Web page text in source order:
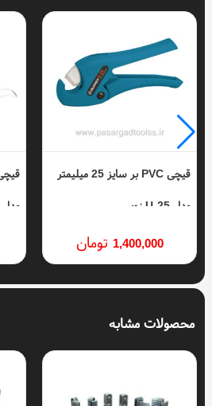
قیچی PVC بر سایز 25 میلیمتر
مدل U-25 زوپر
1,400,000 تومان
مدل U-42 زوپر
محصولات مشابه